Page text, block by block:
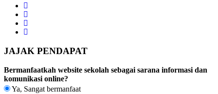
JAJAK PENDAPAT
Bermanfaatkah website sekolah sebagai sarana informasi dan
komunikasi online?
Ya, Sangat bermanfaat